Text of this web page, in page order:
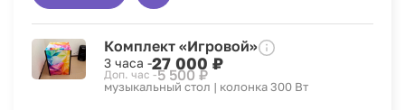
Комплект «Игровой»
3 часа -27 000 ₽
Доп. час -5 500 ₽
музыкальный стол | колонка 300 Вт